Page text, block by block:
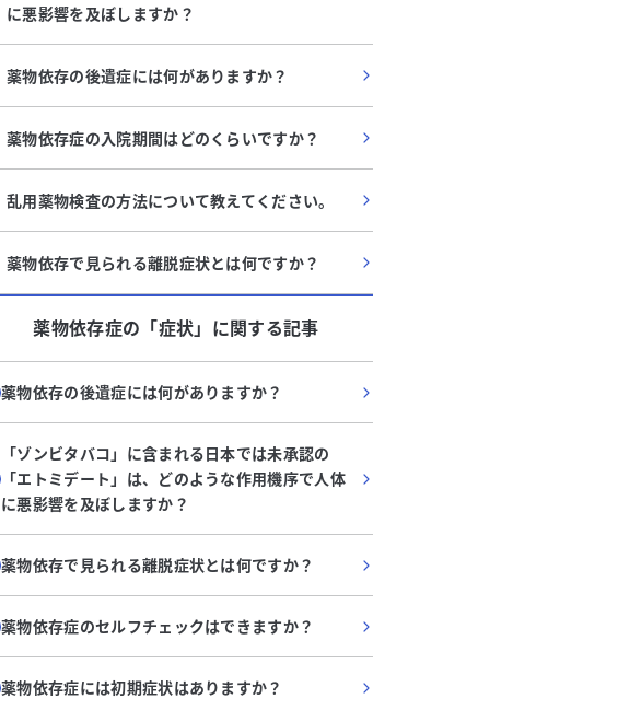
に悪影響を及ぼしますか？
薬物依存の後遺症には何がありますか？
薬物依存症の入院期間はどのくらいですか？
乱用薬物検査の方法について教えてください。
薬物依存で見られる離脱症状とは何ですか？
薬物依存症の「症状」に関する記事
薬物依存の後遺症には何がありますか？
「ゾンビタバコ」に含まれる日本では未承認の
「エトミデート」は、どのような作用機序で人体
に悪影響を及ぼしますか？
薬物依存で見られる離脱症状とは何ですか？
薬物依存症のセルフチェックはできますか？
薬物依存症には初期症状はありますか？